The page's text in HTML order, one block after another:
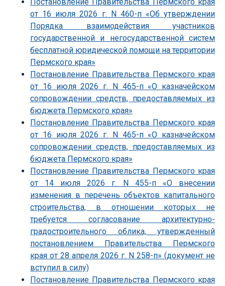
от 16 июля 2026 г. N 460-п «Об утверждении
Порядка взаимодействия участников
государственной и негосударственной систем
бесплатной юридической помощи на территории
Пермского края»
Постановление Правительства Пермского края
от 16 июля 2026 г. N 465-п «О казначейском
сопровождении средств, предоставляемых из
бюджета Пермского края»
Постановление Правительства Пермского края
от 16 июля 2026 г. N 465-п «О казначейском
сопровождении средств, предоставляемых из
бюджета Пермского края»
Постановление Правительства Пермского края
от 14 июля 2026 г. N 455-п «О внесении
изменения в перечень объектов капитального
строительства, в отношении которых не
требуется согласование архитектурно-
градостроительного облика, утвержденный
постановлением Правительства Пермского
края от 28 апреля 2026 г. N 258-п» (документ не
вступил в силу)
Постановление Правительства Пермского края